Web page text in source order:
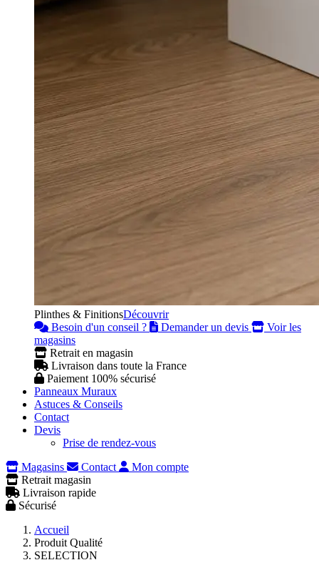
Plinthes & FinitionsDécouvrir
Besoin d'un conseil ?
Demander un devis
Voir les
magasins
Retrait en magasin
Livraison dans toute la France
Paiement 100% sécurisé
Panneaux Muraux
Astuces & Conseils
Contact
Devis
Prise de rendez-vous
Magasins
Contact
Mon compte
Retrait magasin
Livraison rapide
Sécurisé
Accueil
Produit Qualité
SELECTION